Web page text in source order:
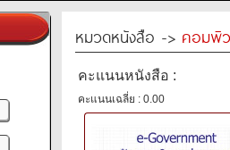
หมวดหนังสือ -> คอมพิ
คะแนนหนังสือ :
คะแนนเฉลี่ย : 0.00